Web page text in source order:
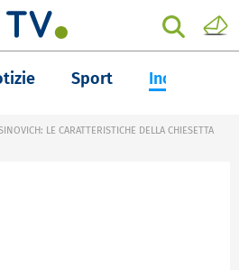
Sport Inchieste
LE CARATTERISTICHE DELLA CHIESETTA